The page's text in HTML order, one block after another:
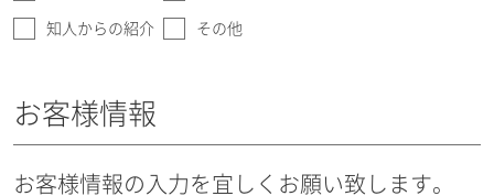
知人からの紹介 その他
お客様情報
お客様情報の入力を宜しくお願い致します。